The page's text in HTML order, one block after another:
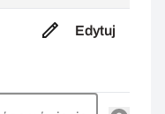
Edytuj